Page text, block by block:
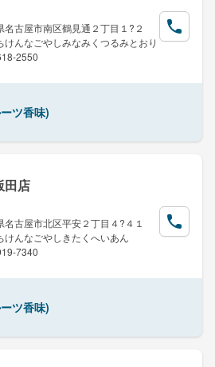
名古屋市南区鶴見通２丁目１?２
けんなごやしみなみくつるみとおり
2550
ツ香味)
店
名古屋市北区平安２丁目４?４１
けんなごやしきたくへいあん
7340
ツ香味)